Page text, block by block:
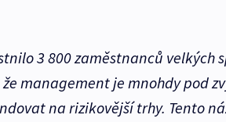
3 800 zaměstnanců velkých
management je mnohdy pod
na rizikovější trhy. Tento